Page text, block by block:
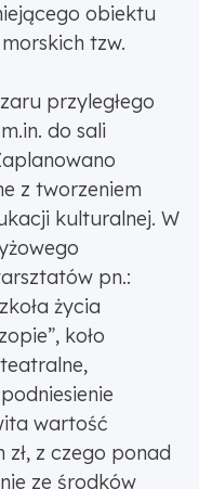
obiektu
tzw.
przyległego
do sali
z tworzeniem
kulturalnej. W
pn.:
życia
koło
wartość
z czego ponad
ze środków